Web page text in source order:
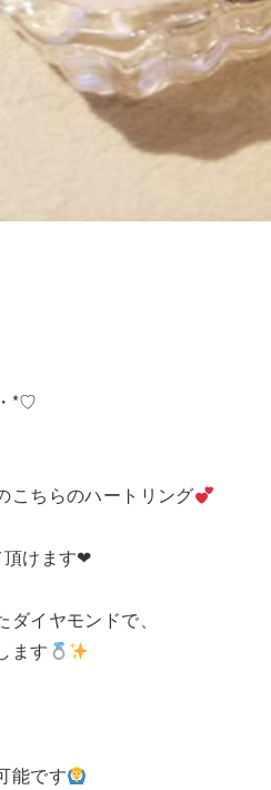
*♡
こちらのハートリング
頂けます❤︎
イヤモンドで、
ます
能です